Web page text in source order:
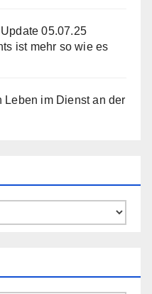
05.07.25
ist mehr so wie es
Leben im Dienst an der